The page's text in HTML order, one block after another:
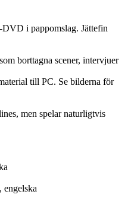
DVD i pappomslag. Jättefin
borttagna scener, intervjuer
till PC. Se bilderna för
men spelar naturligtvis
engelska